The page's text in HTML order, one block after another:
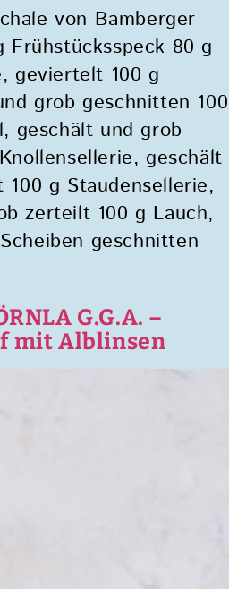
von Bamberger
Frühstücksspeck 80 g
geviertelt 100 g
grob geschnitten 100
geschält und grob
geschält
g Staudensellerie,
zerteilt 100 g Lauch,
geschnitten
G.G.A. –
mit Alblinsen